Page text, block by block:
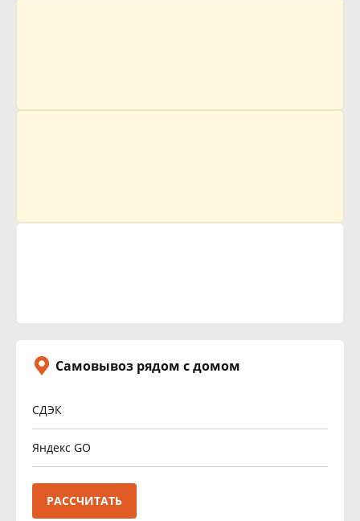
Самовывоз рядом с домом
СДЭК
Яндекс GO
РАССЧИТАТЬ